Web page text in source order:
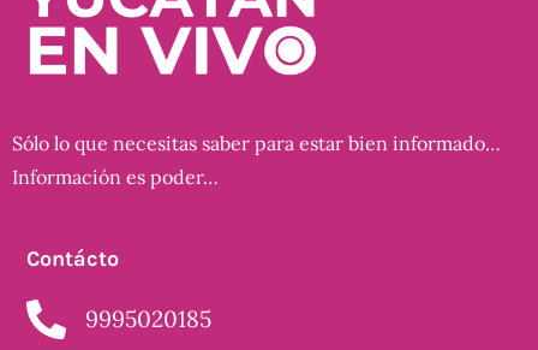
Sólo lo que necesitas saber para estar bien informado…
Información es poder…
Contácto
9995020185